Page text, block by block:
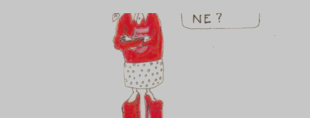
Nutzungsbedingungen
Search